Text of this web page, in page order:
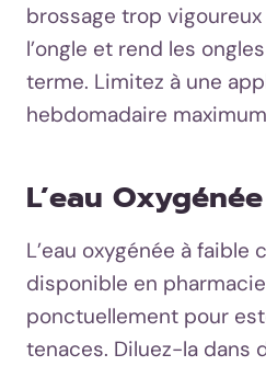
brossage trop
l’ongle et rend les
terme. Limitez à une
hebdomadaire
L’eau
L’eau oxygénée à faible
disponible en
ponctuellement pour
tenaces. Diluez-la dans